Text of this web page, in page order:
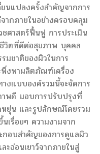
นแปลงครั้งสำคัญจากการ
กภายในอย่างครอบคลุม
ศาสตร์ฟื้นฟู การประเมิน
วิตที่ดีต่อสุขภาพ บุคคล
มชาติของผิวในการ
งพาผลิตภัณฑ์เครื่อง
างแบบองค์รวมนี้จะจัดการ
าพดี มอบการปรับปรุงที่
ยุ่น และรูปลักษณ์โดยรวม
เรื่อยๆ ความงามจาก
กอบสำคัญของการดูแลผิว
อ่อนเยาว์จากภายในสู่